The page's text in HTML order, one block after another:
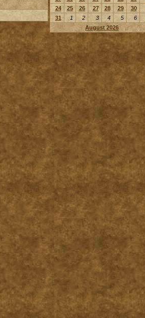
24
25 26 27 28 29 30
31
1 2 3 4 5 6
August 2026